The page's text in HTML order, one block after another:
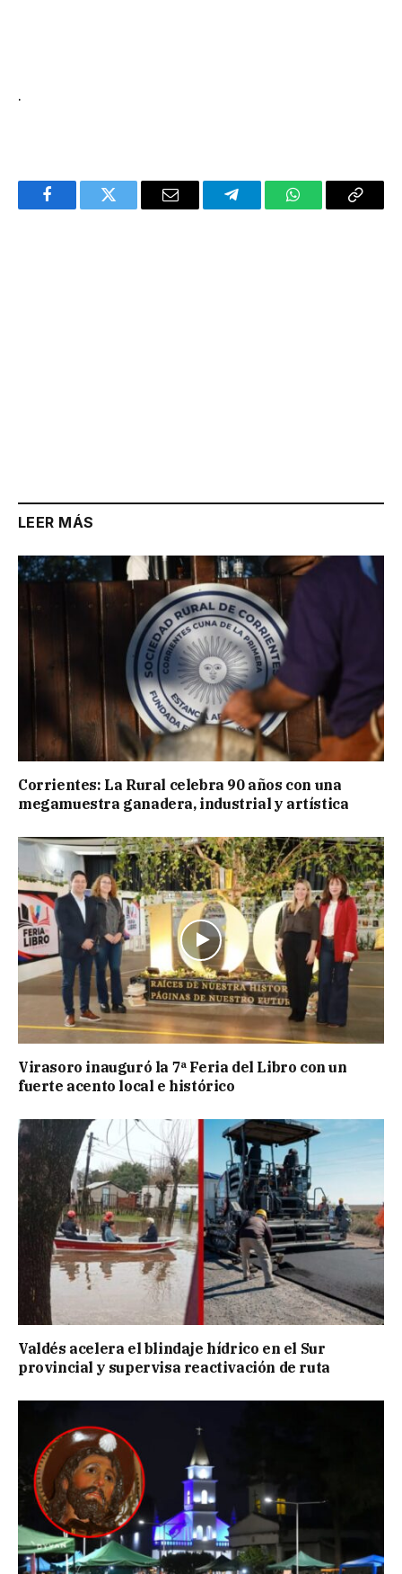
.
FacebookTwitter Email TelegramWhatsAppCopy
LEER MÁS
Corrientes: La Rural celebra 90 años con una
megamuestra ganadera, industrial y artística
Virasoro inauguró la 7ª Feria del Libro con un
fuerte acento local e histórico
Valdés acelera el blindaje hídrico en el Sur
provincial y supervisa reactivación de ruta